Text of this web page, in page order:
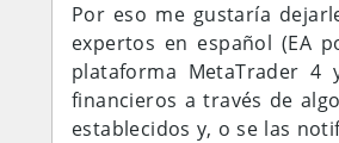
Por eso me gustaría
expertos en español (EA
plataforma MetaTrader
financieros a través de
establecidos y, o se las